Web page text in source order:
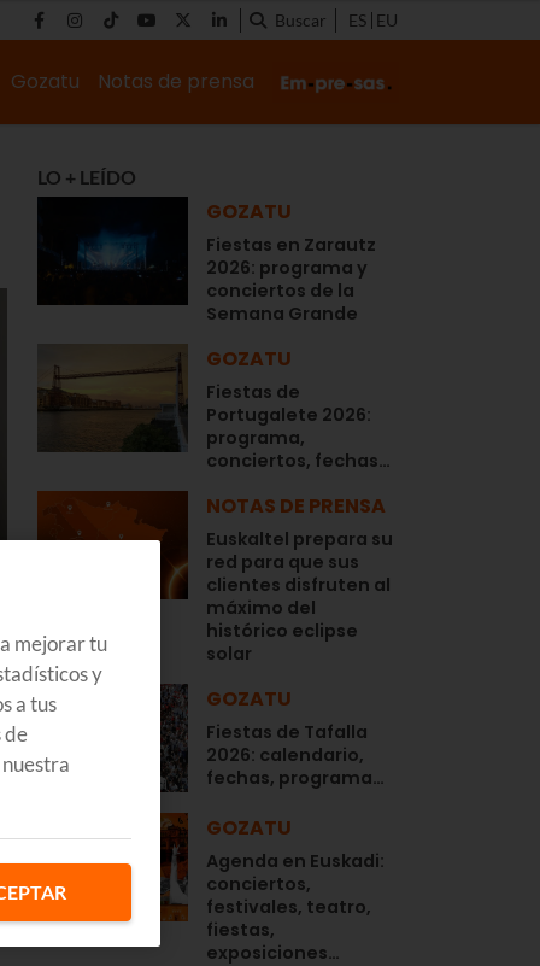
Buscar ES EU
Gozatu Notas de prensa
LO + LEÍDO
GOZATU
Fiestas en Zarautz
2026: programa y
conciertos de la
Semana Grande
GOZATU
Fiestas de
Portugalete 2026:
programa,
conciertos, fechas…
NOTAS DE PRENSA
Euskaltel prepara su
red para que sus
clientes disfruten al
máximo del
histórico eclipse
solar
GOZATU
Fiestas de Tafalla
2026: calendario,
fechas, programa…
GOZATU
Agenda en Euskadi:
conciertos,
festivales, teatro,
fiestas,
exposiciones…
mejorar tu
y
a tus
de